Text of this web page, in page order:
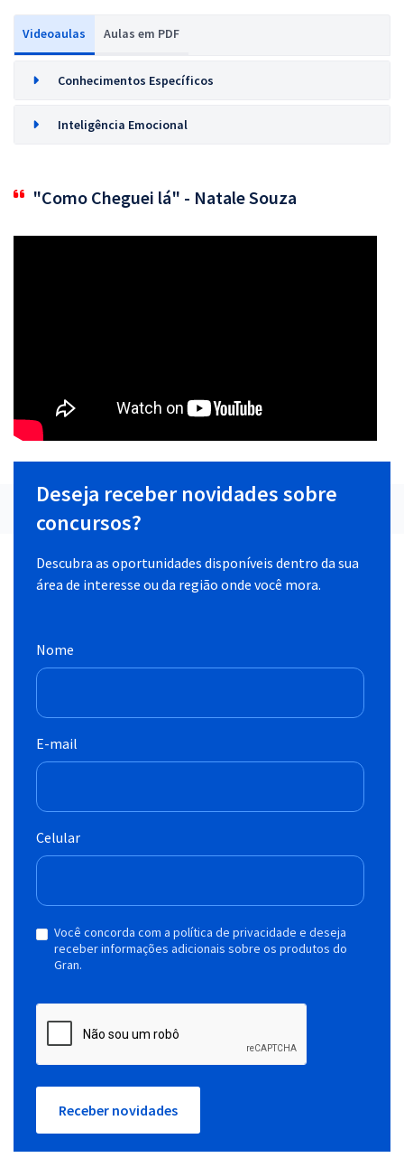
Videoaulas Aulas em PDF
Conhecimentos Específicos
Inteligência Emocional
"Como Cheguei lá" - Natale Souza
Deseja receber novidades sobre
concursos?
Descubra as oportunidades disponíveis dentro da sua
área de interesse ou da região onde você mora.
Nome
E-mail
Celular
Você concorda com a política de privacidade e deseja
receber informações adicionais sobre os produtos do
Gran.
Receber novidades